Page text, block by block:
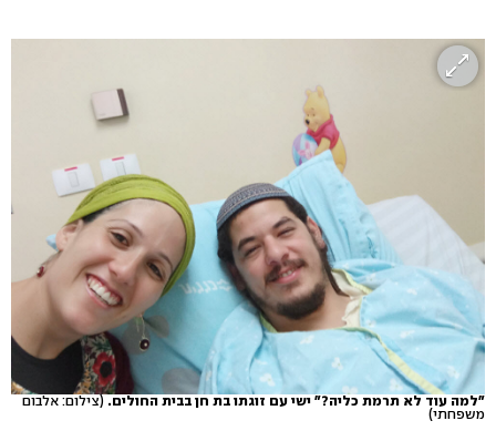
"למה עוד לא תרמת כליה?" ישי עם זוגתו בת חן בבית החולים. (צילום: אלבום
משפחתי)